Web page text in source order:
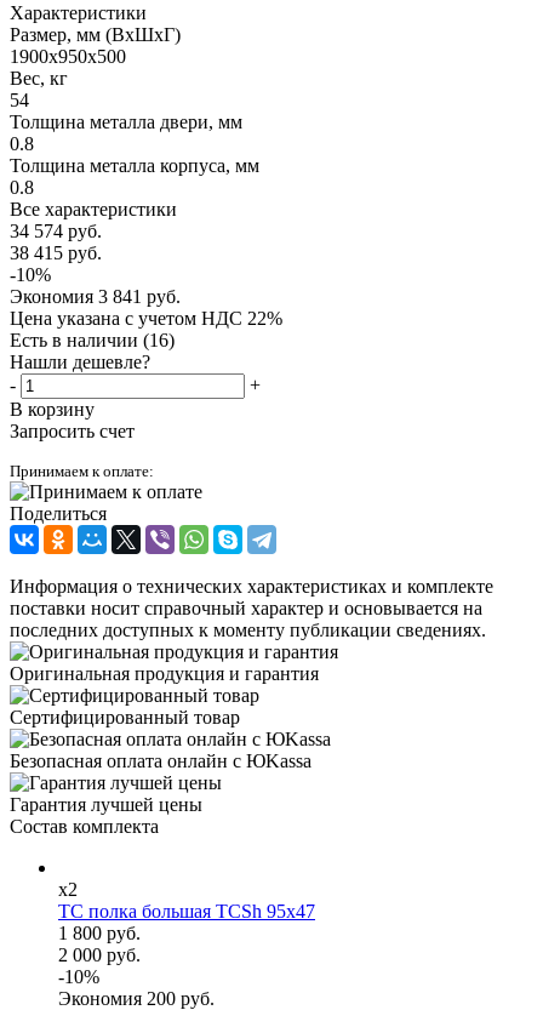
Характеристики
Размер, мм (ВхШхГ)
1900x950x500
Вес, кг
54
Толщина металла двери, мм
0.8
Толщина металла корпуса, мм
0.8
Все характеристики
34 574 руб.
38 415 руб.
-10%
Экономия 3 841 руб.
Цена указана с учетом НДС 22%
Есть в наличии (16)
Нашли дешевле?
-
+
В корзину
Запросить счет
Принимаем к оплате:
Поделиться
Информация о технических характеристиках и комплекте
поставки носит справочный характер и основывается на
последних доступных к моменту публикации сведениях.
Оригинальная продукция и гарантия
Сертифицированный товар
Безопасная оплата онлайн с ЮKassa
Гарантия лучшей цены
Состав комплекта
x2
TC полка большая TCSh 95х47
1 800 руб.
2 000 руб.
-10%
Экономия 200 руб.